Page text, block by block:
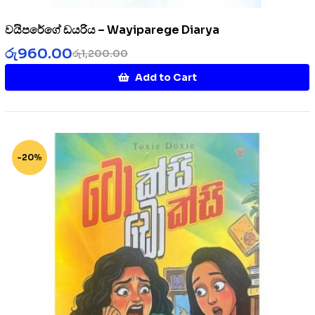
වයිපරේගේ ඩයරිය – Wayiparege Diarya
රු1,200.00
රු960.00
Add to Cart
-20%